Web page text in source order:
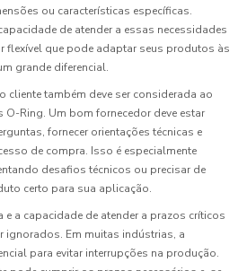
ou características específicas.
de atender a essas necessidades
flexível que pode adaptar seus produtos às
grande diferencial.
também deve ser considerada ao
O-Ring. Um bom fornecedor deve estar
fornecer orientações técnicas e
de compra. Isso é especialmente
desafios técnicos ou precisar de
certo para sua aplicação.
a capacidade de atender a prazos críticos
ignorados. Em muitas indústrias, a
para evitar interrupções na produção.